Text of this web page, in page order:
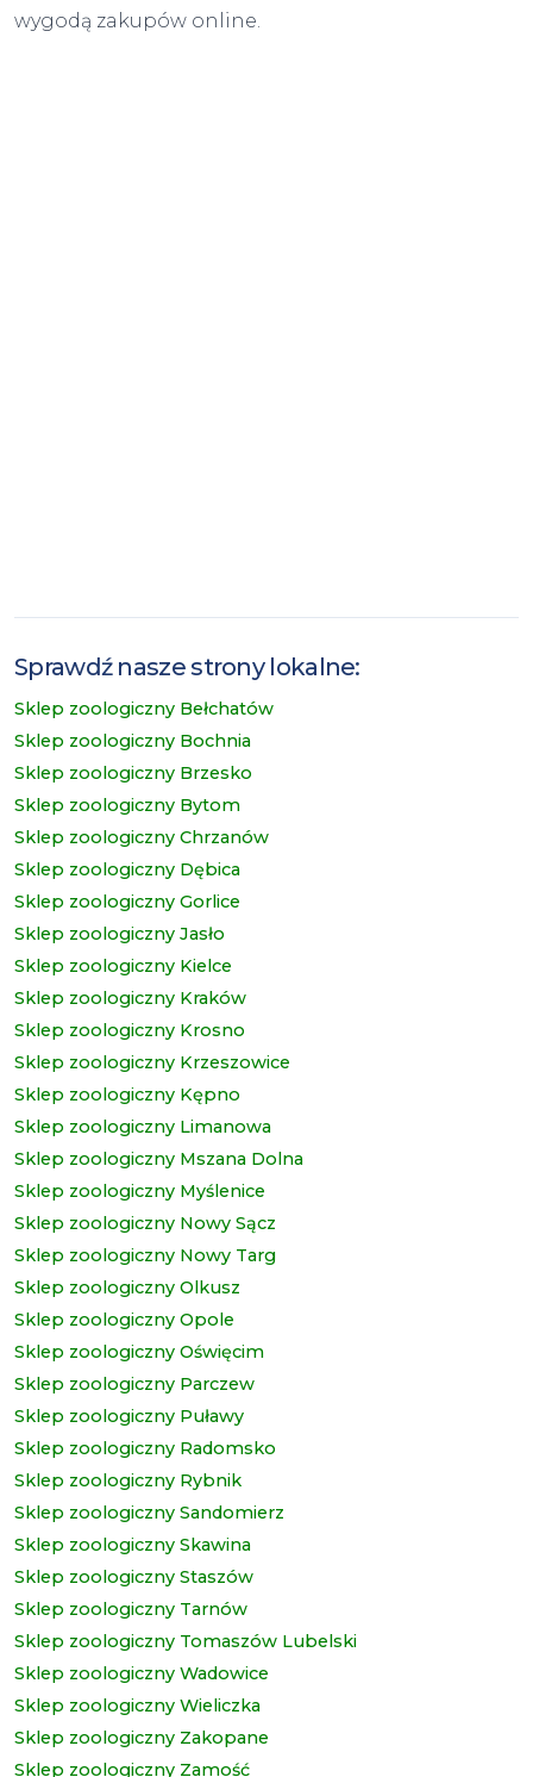
wygodą zakupów online.
Sprawdź nasze strony lokalne:
Sklep zoologiczny Bełchatów
Sklep zoologiczny Bochnia
Sklep zoologiczny Brzesko
Sklep zoologiczny Bytom
Sklep zoologiczny Chrzanów
Sklep zoologiczny Dębica
Sklep zoologiczny Gorlice
Sklep zoologiczny Jasło
Sklep zoologiczny Kielce
Sklep zoologiczny Kraków
Sklep zoologiczny Krosno
Sklep zoologiczny Krzeszowice
Sklep zoologiczny Kępno
Sklep zoologiczny Limanowa
Sklep zoologiczny Mszana Dolna
Sklep zoologiczny Myślenice
Sklep zoologiczny Nowy Sącz
Sklep zoologiczny Nowy Targ
Sklep zoologiczny Olkusz
Sklep zoologiczny Opole
Sklep zoologiczny Oświęcim
Sklep zoologiczny Parczew
Sklep zoologiczny Puławy
Sklep zoologiczny Radomsko
Sklep zoologiczny Rybnik
Sklep zoologiczny Sandomierz
Sklep zoologiczny Skawina
Sklep zoologiczny Staszów
Sklep zoologiczny Tarnów
Sklep zoologiczny Tomaszów Lubelski
Sklep zoologiczny Wadowice
Sklep zoologiczny Wieliczka
Sklep zoologiczny Zakopane
Sklep zoologiczny Zamość